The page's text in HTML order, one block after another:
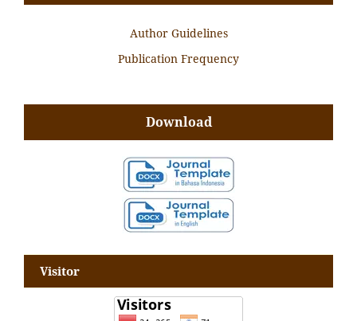
Author Guidelines
Publication Frequency
Download
Visitor